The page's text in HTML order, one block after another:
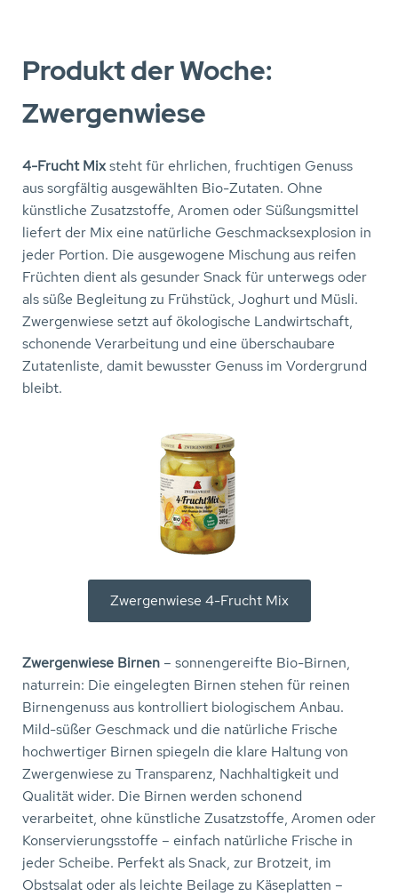
Produkt der Woche:
Zwergenwiese
4-Frucht Mixsteht für ehrlichen, fruchtigen Genuss
aus sorgfältig ausgewählten Bio-Zutaten. Ohne
künstliche Zusatzstoffe, Aromen oder Süßungsmittel
liefert der Mix eine natürliche Geschmacksexplosion in
jeder Portion. Die ausgewogene Mischung aus reifen
Früchten dient als gesunder Snack für unterwegs oder
als süße Begleitung zu Frühstück, Joghurt und Müsli.
Zwergenwiese setzt auf ökologische Landwirtschaft,
schonende Verarbeitung und eine überschaubare
Zutatenliste, damit bewusster Genuss im Vordergrund
bleibt.
Zwergenwiese 4-Frucht Mix
Zwergenwiese Birnen – sonnengereifte Bio-Birnen,
naturrein: Die eingelegten Birnen stehen für reinen
Birnengenuss aus kontrolliert biologischem Anbau.
Mild-süßer Geschmack und die natürliche Frische
hochwertiger Birnen spiegeln die klare Haltung von
Zwergenwiese zu Transparenz, Nachhaltigkeit und
Qualität wider. Die Birnen werden schonend
verarbeitet, ohne künstliche Zusatzstoffe, Aromen oder
Konservierungsstoffe – einfach natürliche Frische in
jeder Scheibe. Perfekt als Snack, zur Brotzeit, im
Obstsalat oder als leichte Beilage zu Käseplatten –